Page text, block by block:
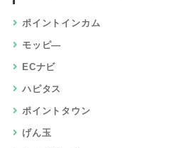
ポイントインカム
モッピ―
ECナビ
ハピタス
ポイントタウン
げん玉